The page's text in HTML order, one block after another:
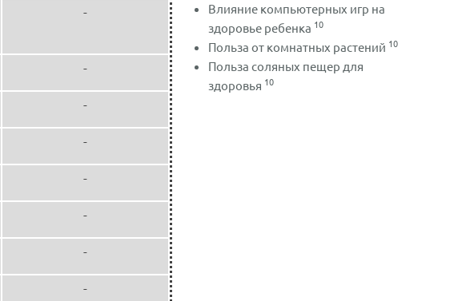
-
-
-
-
-
-
-
-
Влияние компьютерных игр на
здоровье ребенка 10
Польза от комнатных растений 10
Польза соляных пещер для
здоровья 10